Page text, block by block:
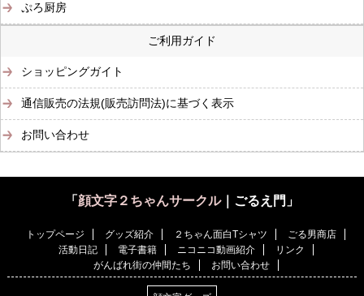
ぷろ厨房
ご利用ガイド
ショッピングガイト
通信販売の法規(販売訪問法)に基づく表示
お問い合わせ
「 顔文字２ちゃんサークル｜ごるえ門」
トップページ グッズ紹介 ２ちゃん面白Tシャツ
ごる男商店
活動日記
電子書籍 ニコニコ動画紹介
リンク
がんばれ街の仲間たち
お問い合わせ